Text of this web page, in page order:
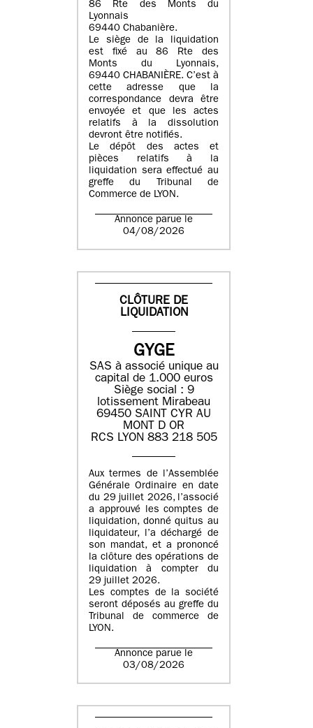
86 Rte des Monts du
Lyonnais
69440 Chabanière.
Le siège de la liquidation
est fixé au 86 Rte des
Monts du Lyonnais,
69440 CHABANIÈRE. C’est à
cette adresse que la
correspondance devra être
envoyée et que les actes
relatifs à la dissolution
devront être notifiés.
Le dépôt des actes et
pièces relatifs à la
liquidation sera effectué au
greffe du Tribunal de
Commerce de LYON.
Annonce parue le
04/08/2026
CLÔTURE DE
LIQUIDATION
GYGE
SAS à associé unique au
capital de 1.000 euros
Siège social : 9
lotissement Mirabeau
69450 SAINT CYR AU
MONT D OR
RCS LYON 883 218 505
Aux termes de l’Assemblée
Générale Ordinaire en date
du 29 juillet 2026, l’associé
a approuvé les comptes de
liquidation, donné quitus au
liquidateur, l’a déchargé de
son mandat, et a prononcé
la clôture des opérations de
liquidation à compter du
29 juillet 2026.
Les comptes de la société
seront déposés au greffe du
Tribunal de commerce de
LYON.
Annonce parue le
03/08/2026